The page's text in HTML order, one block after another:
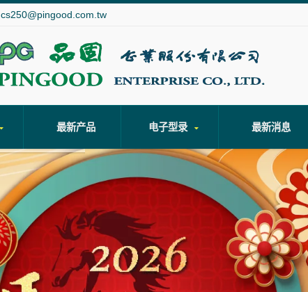
cs250@pingood.com.tw
最新产品 电子型录 最新消息